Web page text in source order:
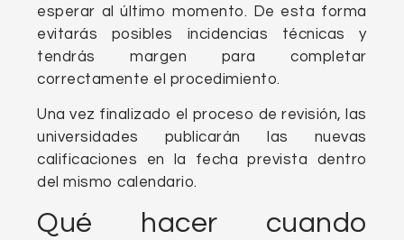
esperar al último momento. De esta forma
evitarás posibles incidencias técnicas y
tendrás margen para completar
correctamente el procedimiento.
Una vez finalizado el proceso de revisión, las
universidades publicarán las nuevas
calificaciones en la fecha prevista dentro
del mismo calendario.
Qué hacer cuando